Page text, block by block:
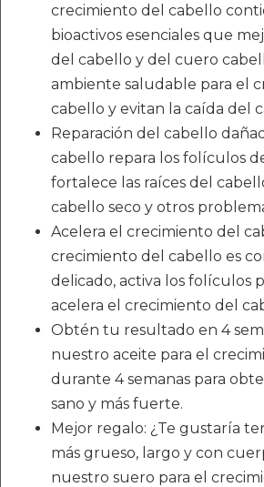
crecimiento del cabello
bioactivos esenciales que
del cabello y del cuero
ambiente saludable para el
cabello y evitan la caída del
Reparación del cabello
cabello repara los folículos
fortalece las raíces del
cabello seco y otros
Acelera el crecimiento del
crecimiento del cabello es
delicado, activa los folículos
acelera el crecimiento del
Obtén tu resultado en 4
nuestro aceite para el
durante 4 semanas para
sano y más fuerte.
Mejor regalo: ¿Te gustaría
más grueso, largo y con
nuestro suero para el